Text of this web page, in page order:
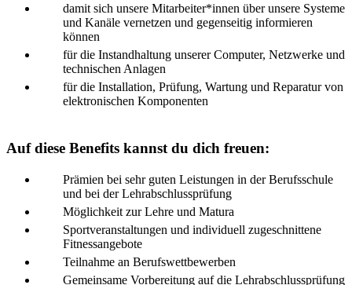
damit sich unsere Mitarbeiter*innen über unsere Systeme
und Kanäle vernetzen und gegenseitig informieren
können
für die Instandhaltung unserer Computer, Netzwerke und
technischen Anlagen
für die Installation, Prüfung, Wartung und Reparatur von
elektronischen Komponenten
Auf diese Benefits kannst du dich freuen:
Prämien bei sehr guten Leistungen in der Berufsschule
und bei der Lehrabschlussprüfung
Möglichkeit zur Lehre und Matura
Sportveranstaltungen und individuell zugeschnittene
Fitnessangebote
Teilnahme an Berufswettbewerben
Gemeinsame Vorbereitung auf die Lehrabschlussprüfung